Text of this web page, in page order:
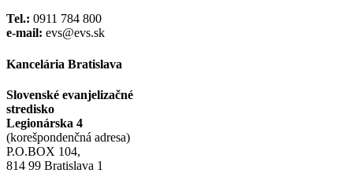
Tel.: 0911 784 800
e-mail: evs@evs.sk
Kancelária Bratislava
Slovenské evanjelizačné
stredisko
Legionárska 4
(korešpondenčná adresa)
P.O.BOX 104,
814 99 Bratislava 1